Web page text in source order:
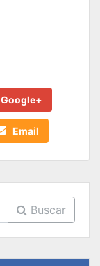
Google+
Email
Buscar